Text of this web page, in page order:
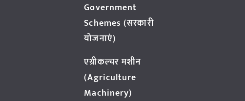
Government
Schemes (सरकारी
योजनाएं)
एग्रीकल्चर मशीन
(Agriculture
Machinery)